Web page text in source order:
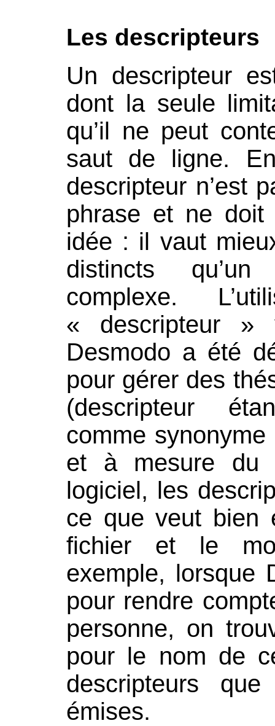
Les descripteurs
Un descripteur
dont la seule
qu’il ne peut
saut de ligne.
descripteur n’est
phrase et ne doit
idée : il vaut
distincts
complexe.
« descripteur
Desmodo a été
pour gérer des
(descripteur
comme
et à mesure du
logiciel, les
ce que veut bien
fichier et le
exemple, lorsque
pour rendre
personne, on
pour le nom de
descripteurs
émises.